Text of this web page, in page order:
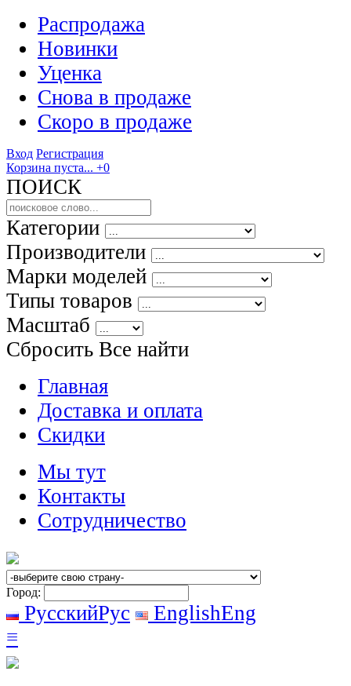
Распродажа
Новинки
Уценка
Снова в продаже
Скоро в продаже
Вход Регистрация
Корзина пуста... +0
ПОИСК
Категории
Производители
Марки моделей
Типы товаров
Масштаб
Сбросить Все найти
Главная
Доставка и оплата
Скидки
Мы тут
Контакты
Сотрудничество
Город:
РусскийРус EnglishEng
≡